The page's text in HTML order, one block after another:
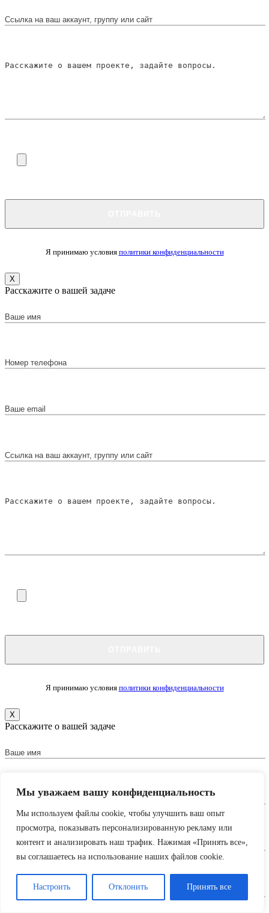
Мы уважаем вашу конфиденциальность
Мы используем файлы cookie, чтобы улучшить ваш опыт
просмотра, показывать персонализированную рекламу или
контент и анализировать наш трафик. Нажимая «Принять все»,
вы соглашаетесь на использование наших файлов cookie.
Настроить Отклонить Принять все
Я принимаю условия политики конфиденциальности
X
Расскажите о вашей задаче
Я принимаю условия политики конфиденциальности
X
Расскажите о вашей задаче